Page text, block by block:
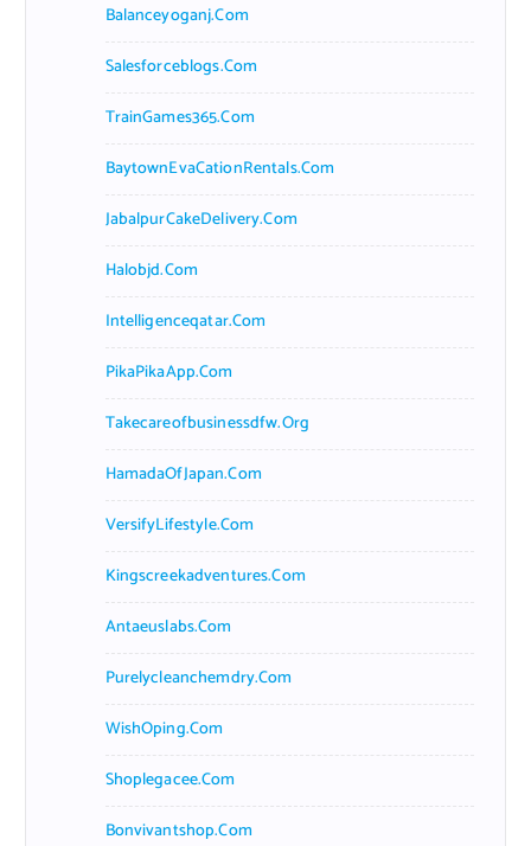
Balanceyoganj.com
Salesforceblogs.com
TrainGames365.com
BaytownEvaCationRentals.com
JabalpurCakeDelivery.com
Halobjd.com
Intelligenceqatar.com
PikaPikaApp.com
Takecareofbusinessdfw.org
HamadaOfJapan.com
VersifyLifestyle.com
Kingscreekadventures.com
Antaeuslabs.com
Purelycleanchemdry.com
WishOping.com
Shoplegacee.com
Bonvivantshop.com